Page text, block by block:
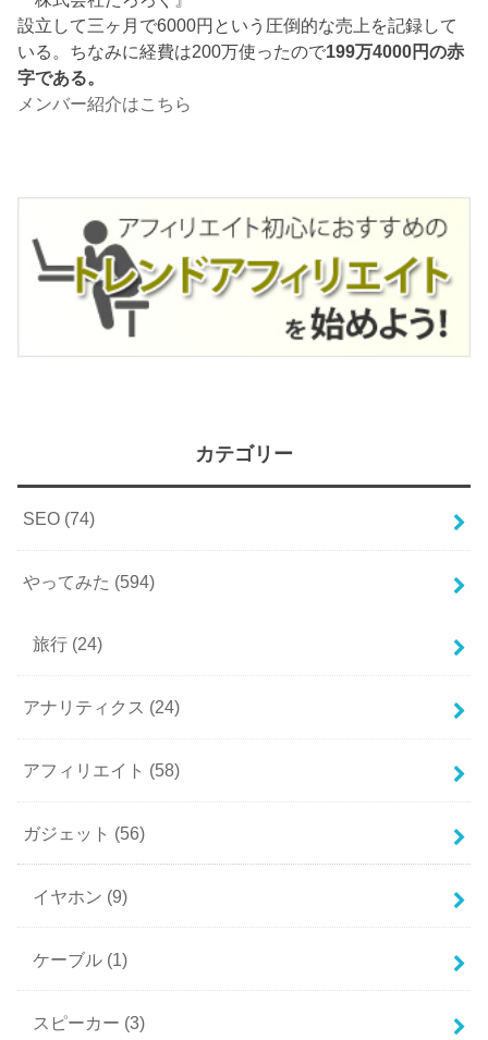
設立して三ヶ月で6000円という圧倒的な売上を記録して
いる。ちなみに経費は200万使ったので199万4000円の赤
字である。
メンバー紹介はこちら
カテゴリー
SEO (74)
やってみた (594)
旅行 (24)
アナリティクス (24)
アフィリエイト (58)
ガジェット (56)
イヤホン (9)
ケーブル (1)
スピーカー (3)